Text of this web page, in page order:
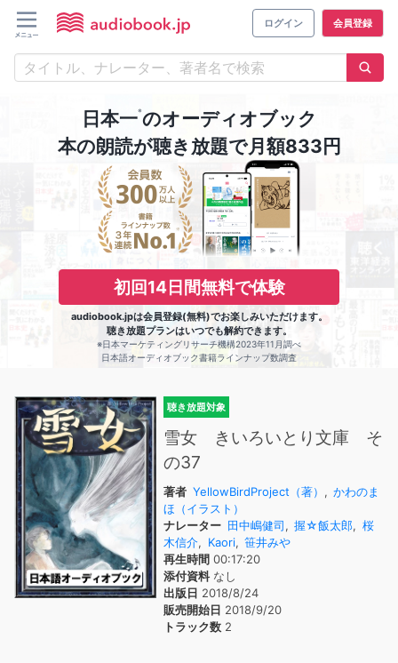
ログイン 会員登録
日本一※のオーディオブック
本の朗読が聴き放題で月額833円
初回14日間無料で体験
audiobook.jpは会員登録(無料)でお楽しみいただけます。
聴き放題プランはいつでも解約できます。
※日本マーケティングリサーチ機構2023年11月調べ
日本語オーディオブック書籍ラインナップ数調査
聴き放題対象
雪女 きいろいとり文庫 そ
の37
著者 YellowBirdProject（著） , かわのま
ほ（イラスト）
ナレーター 田中嶋健司, 握☆飯太郎, 桜
木信介, Kaori, 笹井みや
再生時間 00:17:20
添付資料なし
出版日 2018/8/24
販売開始日 2018/9/20
トラック数 2